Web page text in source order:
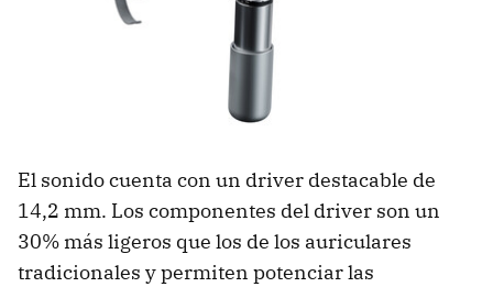
El sonido cuenta con un driver destacable de
14,2 mm. Los componentes del driver son un
30% más ligeros que los de los auriculares
tradicionales y permiten potenciar las